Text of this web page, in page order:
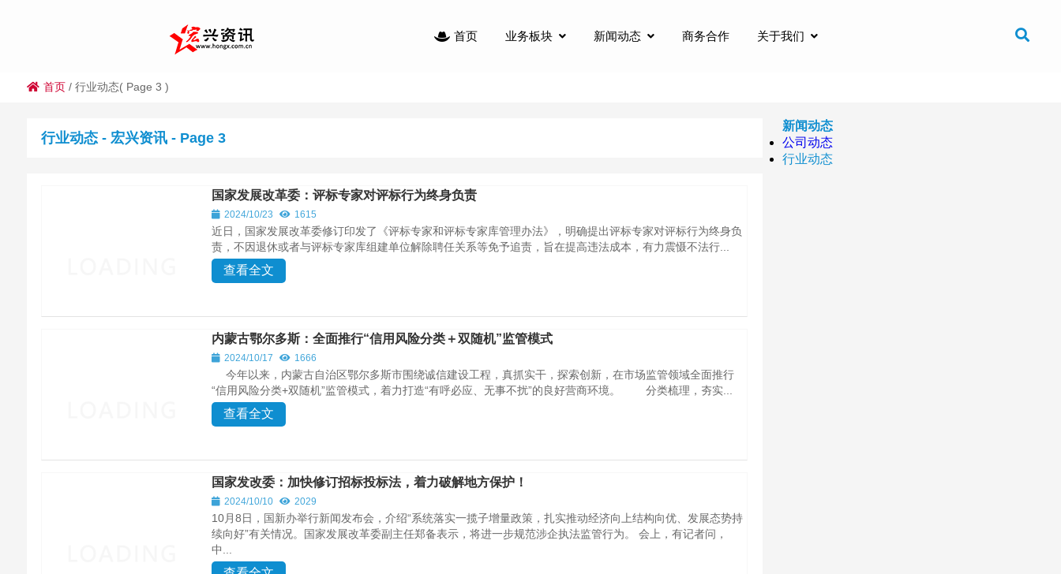
首页 业务板块 新闻动态 商务合作 关于我们
首页/ 行业动态( Page 3 )
行业动态 - 宏兴资讯 - Page 3
国家发展改革委：评标专家对评标行为终身负责
2024/10/23 1615
近日，国家发展改革委修订印发了《评标专家和评标专家库管理办法》，明确提出评标专家对评标行为终身负
责，不因退休或者与评标专家库组建单位解除聘任关系等免予追责，旨在提高违法成本，有力震慑不法行...
查看全文
内蒙古鄂尔多斯：全面推行“信用风险分类＋双随机”监管模式
2024/10/17 1666
今年以来，内蒙古自治区鄂尔多斯市围绕诚信建设工程，真抓实干，探索创新，在市场监管领域全面推行
“信用风险分类+双随机”监管模式，着力打造“有呼必应、无事不扰”的良好营商环境。 分类梳理，夯实...
查看全文
国家发改委：加快修订招标投标法，着力破解地方保护！
2024/10/10 2029
10月8日，国新办举行新闻发布会，介绍“系统落实一揽子增量政策，扎实推动经济向上结构向优、发展态势持
续向好”有关情况。国家发展改革委副主任郑备表示，将进一步规范涉企执法监管行为。 会上，有记者问，
中...
新闻动态
公司动态
行业动态